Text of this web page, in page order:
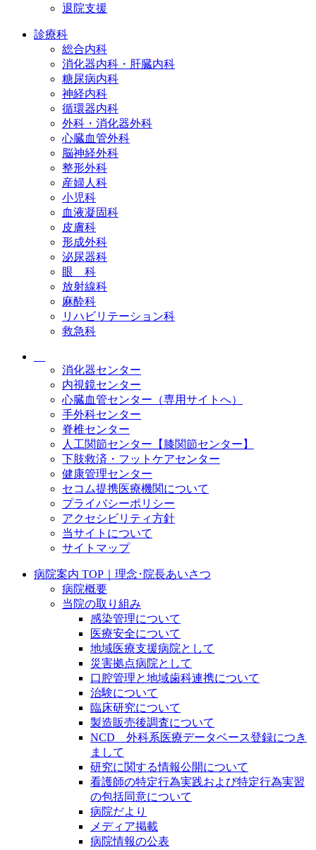
退院支援
診療科
総合内科
消化器内科・肝臓内科
糖尿病内科
神経内科
循環器内科
外科・消化器外科
心臓血管外科
脳神経外科
整形外科
産婦人科
小児科
血液凝固科
皮膚科
形成外科
泌尿器科
眼 科
放射線科
麻酔科
リハビリテーション科
救急科
消化器センター
内視鏡センター
心臓血管センター（専用サイトへ）
手外科センター
脊椎センター
人工関節センター【膝関節センター】
下肢救済・フットケアセンター
健康管理センター
セコム提携医療機関について
プライバシーポリシー
アクセシビリティ方針
当サイトについて
サイトマップ
病院案内 TOP｜理念･院長あいさつ
病院概要
当院の取り組み
感染管理について
医療安全について
地域医療支援病院として
災害拠点病院として
口腔管理と地域歯科連携について
治験について
臨床研究について
製造販売後調査について
NCD 外科系医療データベース登録につき
まして
研究に関する情報公開について
看護師の特定行為実践および特定行為実習
の包括同意について
病院だより
メディア掲載
病院情報の公表